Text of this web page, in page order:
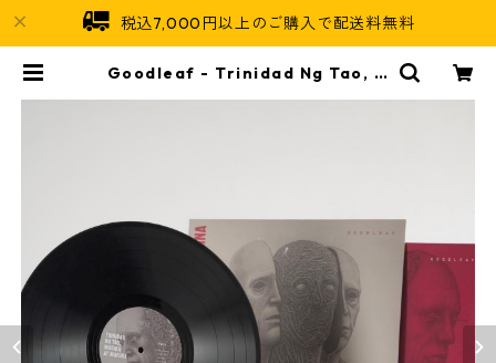
税込7,000円以上のご購入で配送料無料
Goodleaf - Trinidad Ng Tao, M